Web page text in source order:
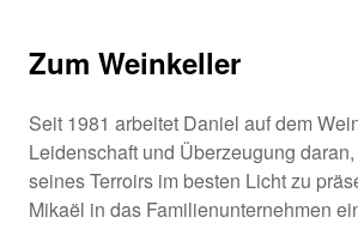
Zum Weinkeller
Seit 1981 arbeitet Daniel auf dem
Leidenschaft und Überzeugung
seines Terroirs im besten Licht zu
Mikaël in das Familienunternehmen